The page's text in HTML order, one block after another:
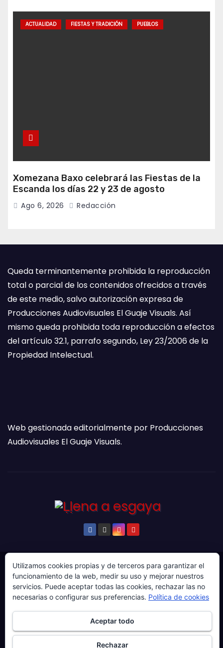
ACTUALIDAD FIESTAS Y TRADICIÓN PUEBLOS
Xomezana Baxo celebrará las Fiestas de la
Escanda los días 22 y 23 de agosto
Ago 6, 2026 Redacción
Queda terminantemente prohibida la reproducción
total o parcial de los contenidos ofrecidos a través
de este medio, salvo autorización expresa de
Producciones Audiovisuales El Guaje Visuals. Así
mismo queda prohibida toda reproducción a efectos
del artículo 32.1, parrafo segundo, Ley 23/2006 de la
Propiedad Intelectual.
Web gestionada editorialmente por Producciones
Audiovisuales El Guaje Visuals.
© Copyright 2024. Todos los derechos reservados.
Web gestionada por Producciones Audiovisuales El
Guaje Visuals.
Sobre ‘Ḷḷena a esgaya’ Publicidad
Contacto
Política de privacidad
Política de cookies
Utilizamos cookies propias y de terceros para garantizar el
funcionamiento de la web, medir su uso y mejorar nuestros
servicios. Puede aceptar todas las cookies, rechazar las no
necesarias o configurar sus preferencias. Política de cookies
Aceptar todo
Rechazar